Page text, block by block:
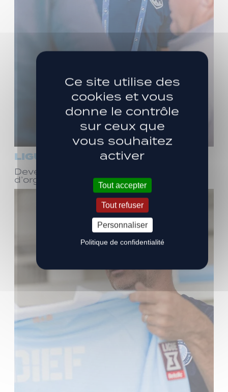
LIGUE 3
Devenez bénévole ! Réunion
d’organisation le samedi 8 août
Ce site utilise des
cookies et vous
donne le contrôle
sur ceux que
vous souhaitez
activer
Tout accepter
Tout refuser
Personnaliser
Politique de confidentialité